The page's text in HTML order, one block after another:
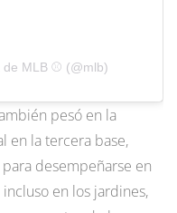
MLB ⚾ (@mlb)
pesó en la
en la tercera base,
desempeñarse en
en los jardines,